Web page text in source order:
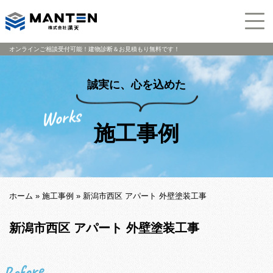
オンラインご相談受付可能！建物診断＆お見積もり無料です！
誠実に、心を込めた
施工事例
ホーム » 施工事例 » 新潟市西区 アパート 外壁塗装工事
新潟市西区 アパート 外壁塗装工事